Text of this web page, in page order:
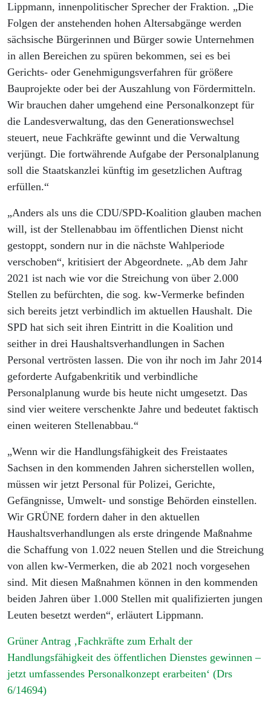
Lippmann, innenpolitischer Sprecher der Fraktion. „Die
Folgen der anstehenden hohen Altersabgänge werden
sächsische Bürgerinnen und Bürger sowie Unternehmen
in allen Bereichen zu spüren bekommen, sei es bei
Gerichts- oder Genehmigungsverfahren für größere
Bauprojekte oder bei der Auszahlung von Fördermitteln.
Wir brauchen daher umgehend eine Personalkonzept für
die Landesverwaltung, das den Generationswechsel
steuert, neue Fachkräfte gewinnt und die Verwaltung
verjüngt. Die fortwährende Aufgabe der Personalplanung
soll die Staatskanzlei künftig im gesetzlichen Auftrag
erfüllen.“
„Anders als uns die CDU/SPD-Koalition glauben machen
will, ist der Stellenabbau im öffentlichen Dienst nicht
gestoppt, sondern nur in die nächste Wahlperiode
verschoben“, kritisiert der Abgeordnete. „Ab dem Jahr
2021 ist nach wie vor die Streichung von über 2.000
Stellen zu befürchten, die sog. kw-Vermerke befinden
sich bereits jetzt verbindlich im aktuellen Haushalt. Die
SPD hat sich seit ihren Eintritt in die Koalition und
seither in drei Haushaltsverhandlungen in Sachen
Personal vertrösten lassen. Die von ihr noch im Jahr 2014
geforderte Aufgabenkritik und verbindliche
Personalplanung wurde bis heute nicht umgesetzt. Das
sind vier weitere verschenkte Jahre und bedeutet faktisch
einen weiteren Stellenabbau.“
„Wenn wir die Handlungsfähigkeit des Freistaates
Sachsen in den kommenden Jahren sicherstellen wollen,
müssen wir jetzt Personal für Polizei, Gerichte,
Gefängnisse, Umwelt- und sonstige Behörden einstellen.
Wir GRÜNE fordern daher in den aktuellen
Haushaltsverhandlungen als erste dringende Maßnahme
die Schaffung von 1.022 neuen Stellen und die Streichung
von allen kw-Vermerken, die ab 2021 noch vorgesehen
sind. Mit diesen Maßnahmen können in den kommenden
beiden Jahren über 1.000 Stellen mit qualifizierten jungen
Leuten besetzt werden“, erläutert Lippmann.
Grüner Antrag ‚Fachkräfte zum Erhalt der
Handlungsfähigkeit des öffentlichen Dienstes gewinnen –
jetzt umfassendes Personalkonzept erarbeiten‘ (Drs
6/14694)